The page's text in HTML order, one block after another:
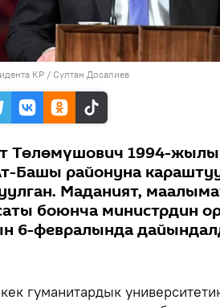
КР / Султан Досалиев
Төлөмүшович 1994-
Башы районуна
Маданият,
боюнча министрдин
6-февралында
гуманитардык